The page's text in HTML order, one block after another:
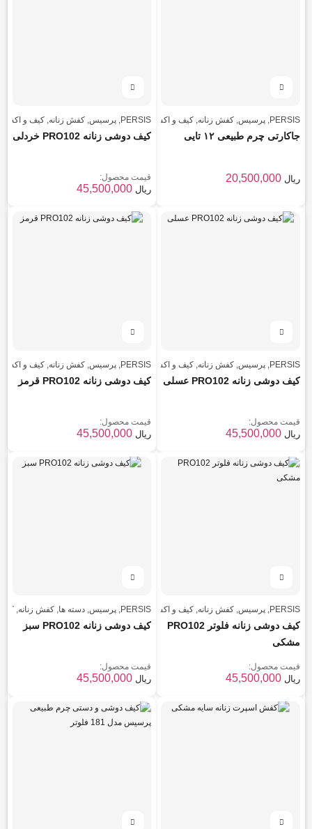
PERSIS
,پرسیس ,کفش زنانه ,کیف و اکسسوری,کیف و اکسسوری , مردانه
جاکارتی چرم طبیعی ۱۲ تایی
20,500,000 ریال
PERSIS پرسیس کفش زنانه کیف و
کیف دوشی زنانه PRO102 خردلی
قیمت محصول:
45,500,000 ریال
PERSIS
,پرسیس ,کفش زنانه ,کیف و اکسسوری
کیف دوشی زنانه PRO102 عسلی
قیمت محصول:
45,500,000 ریال
PERSIS پرسیس کفش زنانه کیف و
کیف دوشی زنانه PRO102 قرمز
قیمت محصول:
45,500,000 ریال
PERSIS
,پرسیس,کفش زنانه,کیف و اکسسوری
کیف دوشی زنانه فلوتر PRO102
مشکی
قیمت محصول:
45,500,000 ریال
PERSIS
, پرسیس, دسته ها, کفش زنانه,
کیف دوشی زنانه PRO102 سبز
قیمت محصول:
45,500,000 ریال